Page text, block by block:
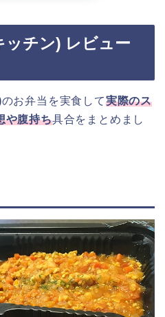
チン) レビュー
のお弁当を実食して実際のス
や腹持ち具合をまとめまし